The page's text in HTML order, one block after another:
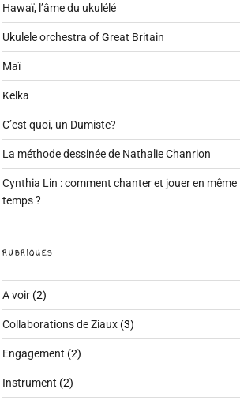
Hawaï, l’âme du ukulélé
Ukulele orchestra of Great Britain
Maï
Kelka
C’est quoi, un Dumiste?
La méthode dessinée de Nathalie Chanrion
Cynthia Lin : comment chanter et jouer en même
temps ?
RUBRIQUES
A voir(2)
Collaborations de Ziaux(3)
Engagement (2)
Instrument (2)